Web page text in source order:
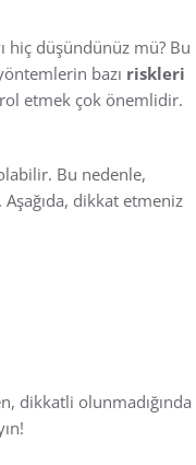
hiç düşündünüz mü? Bu
bazı riskleri
etmek çok önemlidir.
Bu nedenle,
dikkat etmeniz
dikkatli olunmadığında